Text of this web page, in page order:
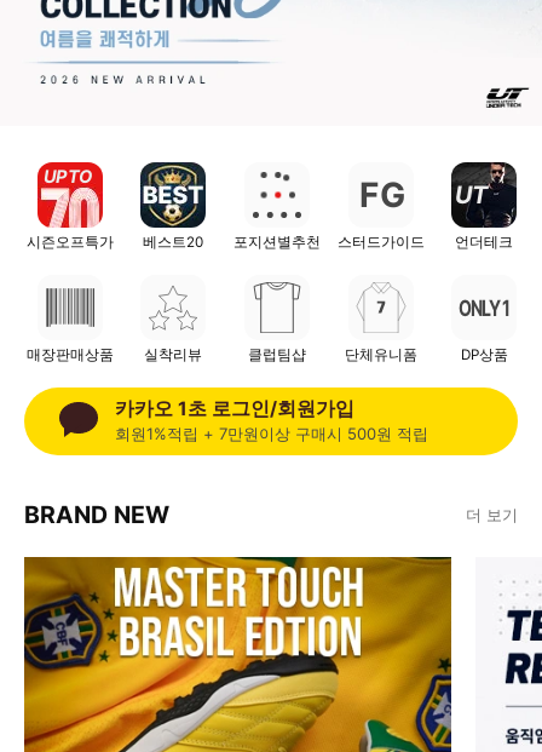
UP TO
시즌오프특가 베스트20 포지션별추천
FG
스터드가이드
UT
언더테크
매장판매상품 실착리뷰 클럽팀샵 단체유니폼
ONLY 1
DP상품
카카오 1초 로그인/회원가입
회원1%적립 + 7만원이상 구매시 500원 적립
BRAND NEW 더 보기